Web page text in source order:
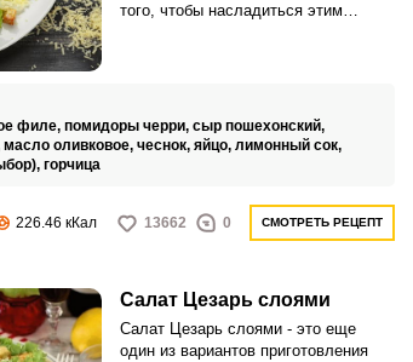
того, чтобы насладиться этим
творческий подход к формированию
салата.
филе, помидоры черри, сыр пошехонский,
масло оливковое, чеснок, яйцо, лимонный сок,
горчица
226.46 кКал 13662 0 СМОТРЕТЬ РЕЦЕПТ
Салат Цезарь слоями
Салат Цезарь слоями - это еще
один из вариантов приготовления